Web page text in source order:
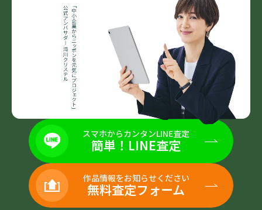
スマホからカンタンLINE査定
簡単！LINE査定
作品情報をお知らせください
無料査定フォーム